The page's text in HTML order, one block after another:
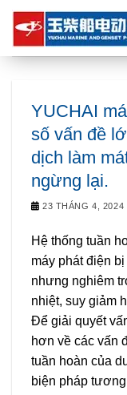
Skip
content
YUCHAI
số vấn đề
dịch làm
ngừng lại.
23 THÁNG 4, 2024
Hệ thống tuần
máy phát điện
nhưng nghiêm
nhiệt, suy giảm
Để giải quyết
hơn về các vấn
tuần hoàn của
biện pháp